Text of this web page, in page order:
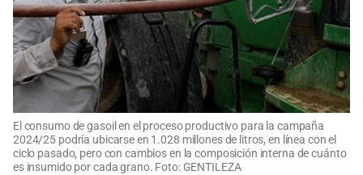
El consumo de gasoil en el proceso productivo para la campaña
2024/25 podría ubicarse en 1.028 millones de litros, en línea con el
ciclo pasado, pero con cambios en la composición interna de cuánto
es insumido por cada grano. Foto: GENTILEZA